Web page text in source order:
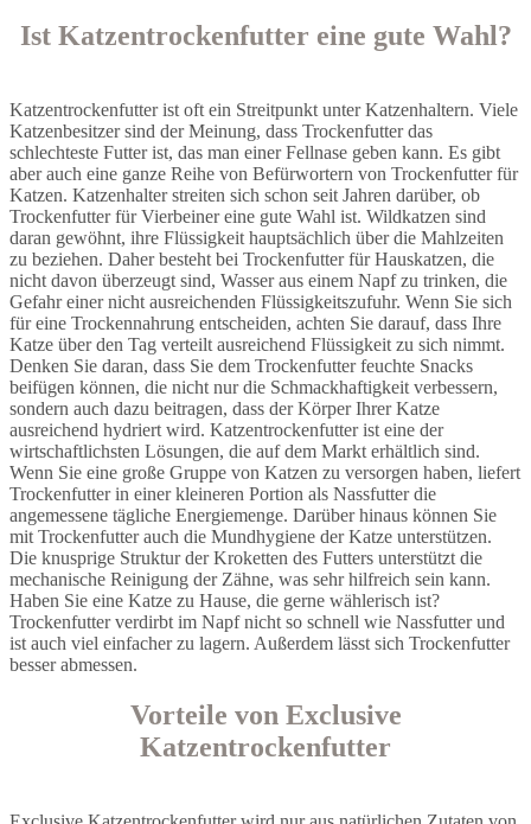
Ist Katzentrockenfutter eine gute Wahl?
Katzentrockenfutter ist oft ein Streitpunkt unter Katzenhaltern. Viele
Katzenbesitzer sind der Meinung, dass Trockenfutter das
schlechteste Futter ist, das man einer Fellnase geben kann. Es gibt
aber auch eine ganze Reihe von Befürwortern von Trockenfutter für
Katzen. Katzenhalter streiten sich schon seit Jahren darüber, ob
Trockenfutter für Vierbeiner eine gute Wahl ist. Wildkatzen sind
daran gewöhnt, ihre Flüssigkeit hauptsächlich über die Mahlzeiten
zu beziehen. Daher besteht bei Trockenfutter für Hauskatzen, die
nicht davon überzeugt sind, Wasser aus einem Napf zu trinken, die
Gefahr einer nicht ausreichenden Flüssigkeitszufuhr. Wenn Sie sich
für eine Trockennahrung entscheiden, achten Sie darauf, dass Ihre
Katze über den Tag verteilt ausreichend Flüssigkeit zu sich nimmt.
Denken Sie daran, dass Sie dem Trockenfutter feuchte Snacks
beifügen können, die nicht nur die Schmackhaftigkeit verbessern,
sondern auch dazu beitragen, dass der Körper Ihrer Katze
ausreichend hydriert wird. Katzentrockenfutter ist eine der
wirtschaftlichsten Lösungen, die auf dem Markt erhältlich sind.
Wenn Sie eine große Gruppe von Katzen zu versorgen haben, liefert
Trockenfutter in einer kleineren Portion als Nassfutter die
angemessene tägliche Energiemenge. Darüber hinaus können Sie
mit Trockenfutter auch die Mundhygiene der Katze unterstützen.
Die knusprige Struktur der Kroketten des Futters unterstützt die
mechanische Reinigung der Zähne, was sehr hilfreich sein kann.
Haben Sie eine Katze zu Hause, die gerne wählerisch ist?
Trockenfutter verdirbt im Napf nicht so schnell wie Nassfutter und
ist auch viel einfacher zu lagern. Außerdem lässt sich Trockenfutter
besser abmessen.
Vorteile von Exclusive
Katzentrockenfutter